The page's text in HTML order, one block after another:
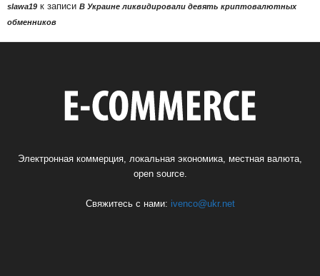
slawa19 к записи В Украине ликвидировали девять криптовалютных
обменников
Электронная коммерция, локальная экономика, местная валюта,
open source.
Свяжитесь с нами: ivenco@ukr.net